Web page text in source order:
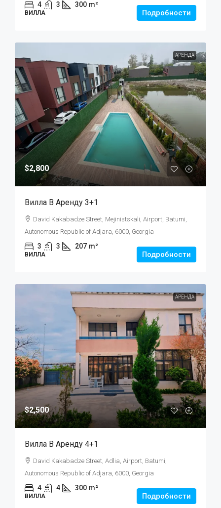
4 3 300 m²
ВИЛЛА Подробности
АРЕНДА
$2,800
Вилла В Аренду 3+1
David Kakabadze Street, Mejinistskali, Airport, Batumi,
Autonomous Republic of Adjara, 6000, Georgia
3 3 207 m²
ВИЛЛА Подробности
АРЕНДА
$2,500
Вилла В Аренду 4+1
David Kakabadze Street, Adlia, Airport, Batumi,
Autonomous Republic of Adjara, 6000, Georgia
4 4 300 m²
ВИЛЛА Подробности